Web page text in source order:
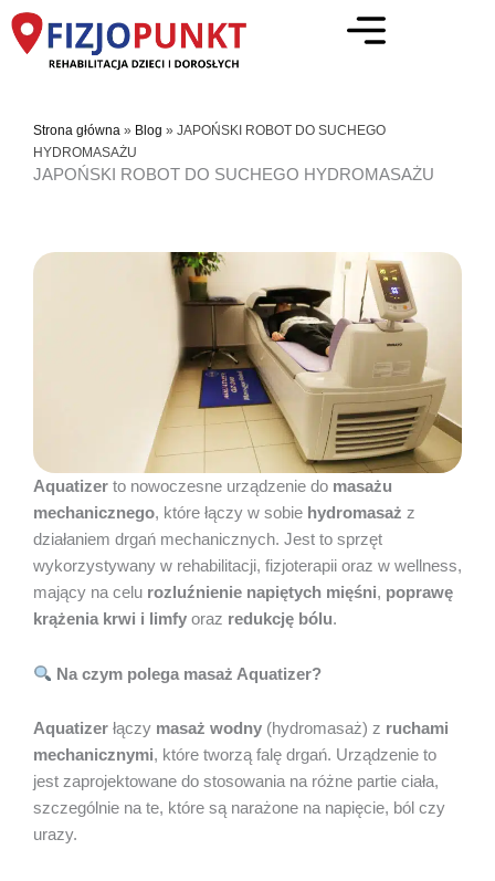
Przejdź
do
Strona główna » Blog » JAPOŃSKI ROBOT DO SUCHEGO
HYDROMASAŻU
JAPOŃSKI ROBOT DO SUCHEGO HYDROMASAŻU
Aquatizer to nowoczesne urządzenie do masażu
mechanicznego, które łączy w sobie hydromasaż z
działaniem drgań mechanicznych. Jest to sprzęt
wykorzystywany w rehabilitacji, fizjoterapii oraz w wellness,
mający na celu rozluźnienie napiętych mięśni, poprawę
krążenia krwi i limfy oraz redukcję bólu.
Na czym polega masaż Aquatizer?
Aquatizer łączy masaż wodny (hydromasaż) z ruchami
mechanicznymi, które tworzą falę drgań. Urządzenie to
jest zaprojektowane do stosowania na różne partie ciała,
szczególnie na te, które są narażone na napięcie, ból czy
urazy.